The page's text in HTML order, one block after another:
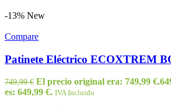
-13% New
Compare
Patinete Eléctrico ECOXTREM
749,99€ El precio original era: 749,99 €.
es: 649,99 €. IVA Incluido